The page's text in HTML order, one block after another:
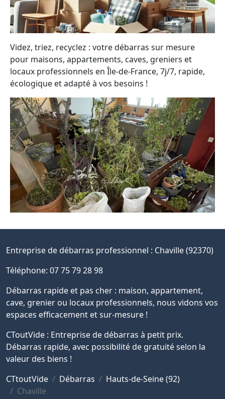
Videz, triez, recyclez : votre débarras sur mesure
pour maisons, appartements, caves, greniers et
locaux professionnels en Île-de-France, 7j/7, rapide,
écologique et adapté à vos besoins !
Entreprise de débarras professionnel : Chaville (92370)
Téléphone: 07 75 79 28 98
Débarras rapide et pas cher : maison, appartement,
cave, grenier ou locaux professionnels, nous vidons vos
espaces efficacement et sur-mesure !
CToutVide : Entreprise de débarras à petit prix.
Débarras rapide, avec possibilité de gratuité selon la
valeur des biens !
CTtoutVide
Débarras
Hauts-de-Seine (92)
Chaville